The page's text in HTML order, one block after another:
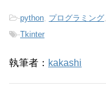
-python, プログラミング,
-Tkinter
執筆者： kakashi